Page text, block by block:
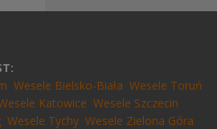
Wesele Bielsko-Biała Wesele Toruń
Katowice Wesele Szczecin
Wesele Tychy Wesele Zielona Góra